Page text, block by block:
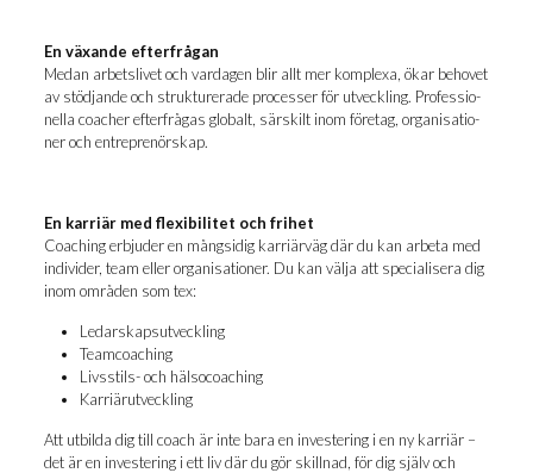
En väx­an­de efterfrågan
Medan arbets­li­vet och var­da­gen blir allt mer kom­plexa, ökar beho­vet
av stöd­jan­de och struk­tu­re­ra­de pro­ces­ser för utveck­ling. Pro­fes­sio­
nel­la coacher efter­frå­gas glo­balt, sär­skilt inom före­tag, orga­ni­sa­tio­
ner och entreprenörskap.
En kar­riär med flex­i­bi­li­tet och frihet
Coaching erbju­der en mångsidig kar­riär­väg där du kan arbe­ta med
indi­vi­der, team eller orga­ni­sa­tio­ner. Du kan väl­ja att spe­ci­a­li­se­ra dig
inom områ­den som tex:
Ledar­skaps­ut­veck­ling
Teamcoaching
Livsstils- och hälsocoaching
Kar­riär­ut­veck­ling
Att utbil­da dig till coach är inte bara en inve­ste­ring i en ny kar­riär –
det är en inve­ste­ring i ett liv där du gör skill­nad, för dig själv och